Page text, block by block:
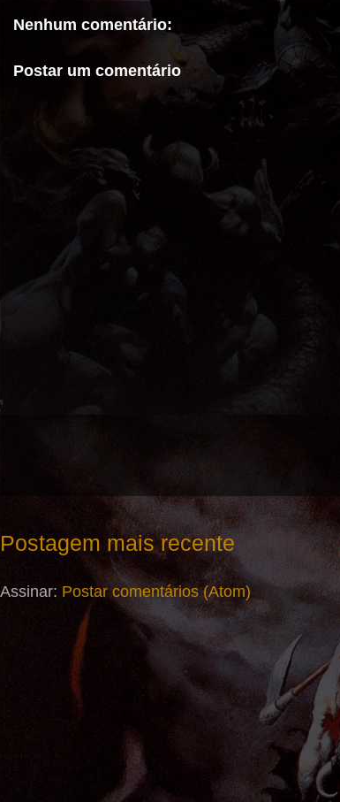
Nenhum comentário:
Postar um comentário
Postagem mais recente
Assinar: Postar comentários (Atom)